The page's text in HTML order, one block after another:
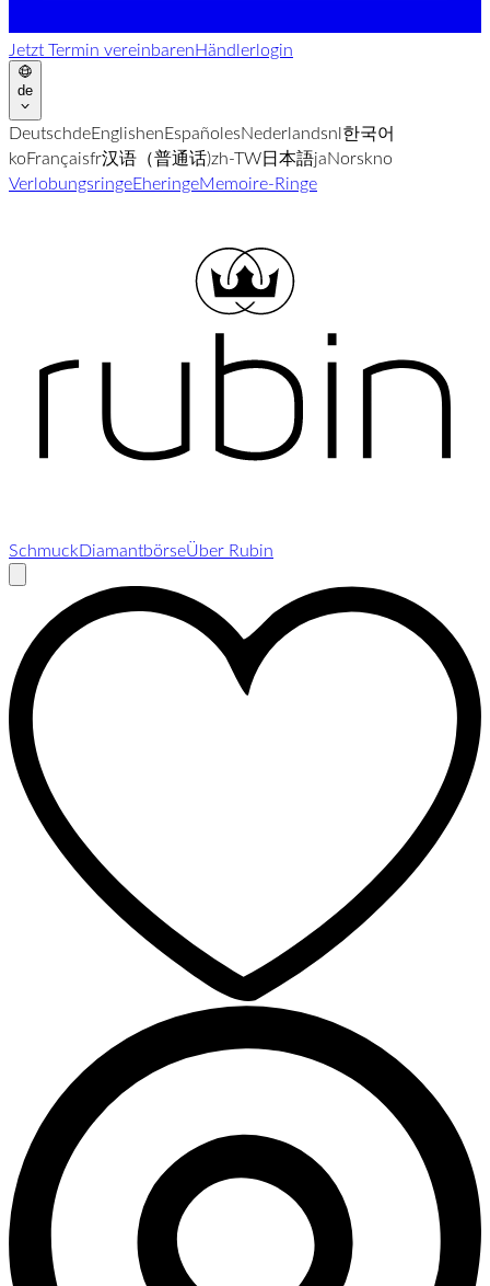
Jetzt Termin vereinbarenHändlerlogin
de
DeutschdeEnglishenEspañolesNederlandsnl한국어
koFrançaisfr汉语（普通话)zh-TW日本語jaNorskno
VerlobungsringeEheringeMemoire-Ringe
SchmuckDiamantbörseÜber Rubin